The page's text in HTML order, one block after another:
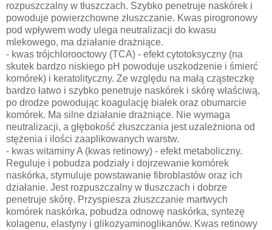
rozpuszczalny w tłuszczach. Szybko penetruje naskórek i
powoduje powierzchowne złuszczanie. Kwas pirogronowy
pod wpływem wody ulega neutralizacji do kwasu
mlekowego, ma działanie drażniące.
- kwas trójchlorooctowy (TCA) - efekt cytotoksyczny (na
skutek bardzo niskiego pH powoduje uszkodzenie i śmierć
komórek) i keratolityczny. Ze względu na małą cząsteczkę
bardzo łatwo i szybko penetruje naskórek i skórę właściwą,
po drodze powodując koagulację białek oraz obumarcie
komórek. Ma silne działanie drażniące. Nie wymaga
neutralizacji, a głębokość złuszczania jest uzależniona od
stężenia i ilości zaaplikowanych warstw.
- kwas witaminy A (kwas retinowy) - efekt metaboliczny.
Reguluje i pobudza podziały i dojrzewanie komórek
naskórka, stymuluje powstawanie fibroblastów oraz ich
działanie. Jest rozpuszczalny w tłuszczach i dobrze
penetruje skórę. Przyspiesza złuszczanie martwych
komórek naskórka, pobudza odnowę naskórka, syntezę
kolagenu, elastyny i glikozyaminoglikanów. Kwas retinowy